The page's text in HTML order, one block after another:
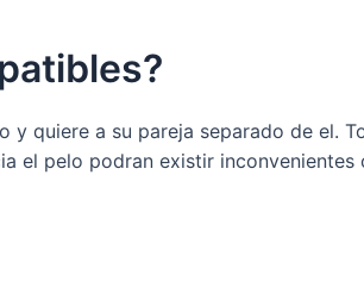
quiere a su pareja separado de el.
el pelo podran existir